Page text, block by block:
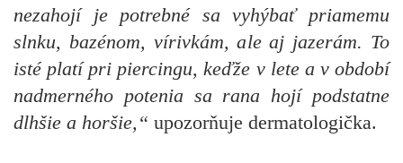
nezahojí je potrebné sa vyhýbať priamemu
slnku, bazénom, vírivkám, ale aj jazerám. To
isté platí pri piercingu, keďže v lete a v období
nadmerného potenia sa rana hojí podstatne
dlhšie a horšie,“ upozorňuje dermatologička.